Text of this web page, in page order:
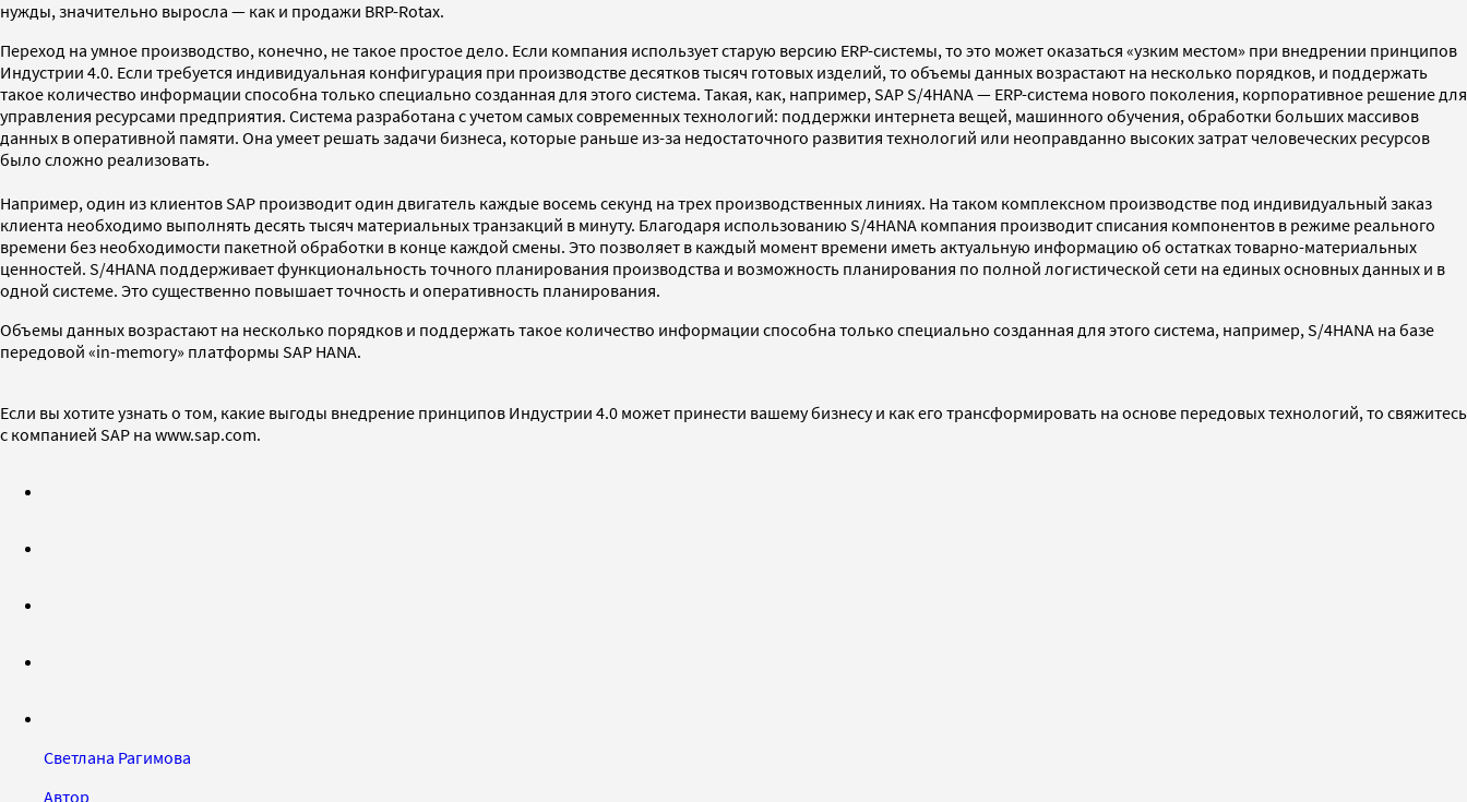
нужды, значительно выросла — как и продажи BRP-Rotax.
Переход на умное производство, конечно, не такое простое дело. Если компания использует старую версию ERP-системы, то это может оказаться «узким местом» при внедрении принципов
Индустрии 4.0. Если требуется индивидуальная конфигурация при производстве десятков тысяч готовых изделий, то объемы данных возрастают на несколько порядков, и поддержать
такое количество информации способна только специально созданная для этого система. Такая, как, например, SAP S/4HANA — ERP-система нового поколения, корпоративное решение для
управления ресурсами предприятия. Система разработана с учетом самых современных технологий: поддержки интернета вещей, машинного обучения, обработки больших массивов
данных в оперативной памяти. Она умеет решать задачи бизнеса, которые раньше из-за недостаточного развития технологий или неоправданно высоких затрат человеческих ресурсов
было сложно реализовать.
Например, один из клиентов SAP производит один двигатель каждые восемь секунд на трех производственных линиях. На таком комплексном производстве под индивидуальный заказ
клиента необходимо выполнять десять тысяч материальных транзакций в минуту. Благодаря использованию S/4HANA компания производит списания компонентов в режиме реального
времени без необходимости пакетной обработки в конце каждой смены. Это позволяет в каждый момент времени иметь актуальную информацию об остатках товарно-материальных
ценностей. S/4HANA поддерживает функциональность точного планирования производства и возможность планирования по полной логистической сети на единых основных данных и в
одной системе. Это существенно повышает точность и оперативность планирования.
Объемы данных возрастают на несколько порядков и поддержать такое количество информации способна только специально созданная для этого система, например, S/4HANA на базе
передовой «in-memory» платформы SAP HANA.
Если вы хотите узнать о том, какие выгоды внедрение принципов Индустрии 4.0 может принести вашему бизнесу и как его трансформировать на основе передовых технологий, то свяжитесь
с компанией SAP на www.sap.com.
Светлана Рагимова
Автор